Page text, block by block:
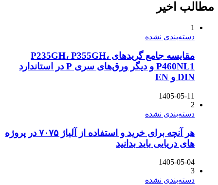
مطالب اخیر
1
دسته‌بندی نشده
مقایسه جامع گریدهای P235GH، P355GH،
P460NL1 و دیگر ورق‌های سری P در استاندارد
DIN و EN
1405-05-11
2
دسته‌بندی نشده
هر آنچه برای خرید و استفاده از آلیاژ ۷۰۷۵ در پروژه
های دریایی باید بدانید
1405-05-04
3
دسته‌بندی نشده